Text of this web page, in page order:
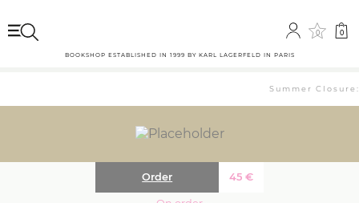
0 0
BOOKSHOP ESTABLISHED IN 1999 BY KARL LAGERFELD IN PARIS
Summer
45 €
Order